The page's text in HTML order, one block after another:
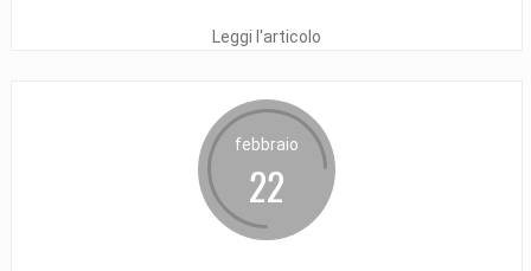
Leggi l'articolo
febbraio
22